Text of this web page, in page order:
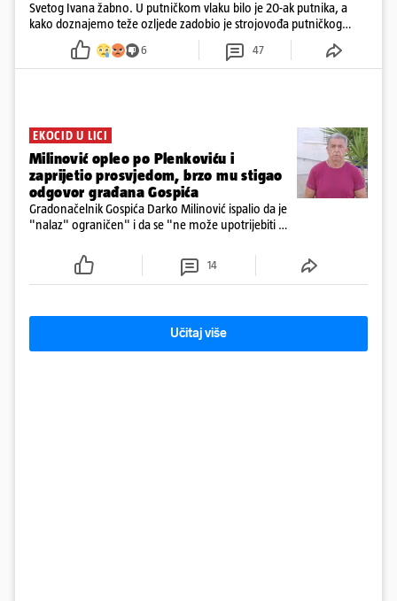
Svetog Ivana žabno. U putničkom vlaku bilo je 20-ak putnika, a
kako doznajemo teže ozljede zadobio je strojovođa putničkog
vlaka. Zatvoren je promet, a fotoreporteri Prigorskog objavili su
prve snimke s mjesta sudara
6 47
EKOCID U LICI
Milinović opleo po Plenkoviću i
zaprijetio prosvjedom, brzo mu stigao
odgovor građana Gospića
Gradonačelnik Gospića Darko Milinović ispalio da je
"nalaz" ograničen" i da se "ne može upotrijebiti za
ga je naručio Uskok i da je dio spisa
14
Učitaj više